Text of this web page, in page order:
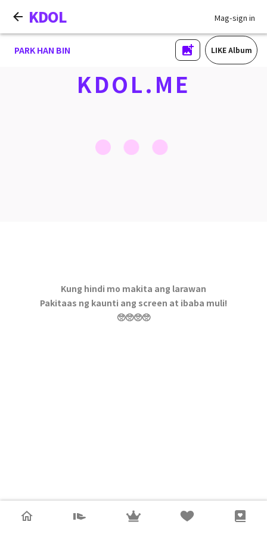
KDOL Mag-sign in
PARK HAN BIN LIKE Album
KDOL.ME
Kung hindi mo makita ang larawan
Pakitaas ng kaunti ang screen at ibaba muli!
🥺🥺🥺🥺